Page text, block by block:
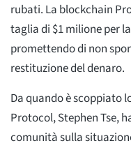
rubati. La blockchain
taglia di $1 milione per
promettendo di non
restituzione del denaro.
Da quando è scoppiato
Protocol, Stephen Tse,
comunità sulla